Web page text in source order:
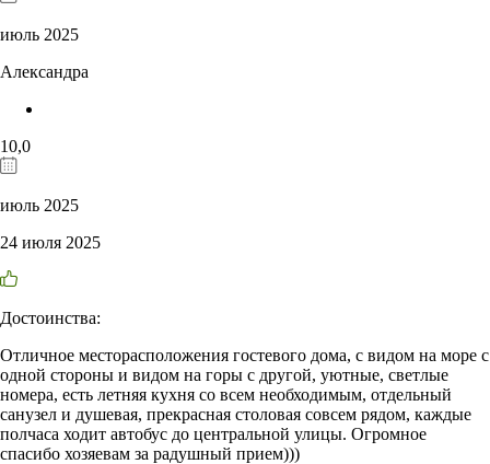
июль 2025
Александра
10,0
июль 2025
24 июля 2025
Достоинства:
Отличное месторасположения гостевого дома, с видом на море с
одной стороны и видом на горы с другой, уютные, светлые
номера, есть летняя кухня со всем необходимым, отдельный
санузел и душевая, прекрасная столовая совсем рядом, каждые
полчаса ходит автобус до центральной улицы. Огромное
спасибо хозяевам за радушный прием)))